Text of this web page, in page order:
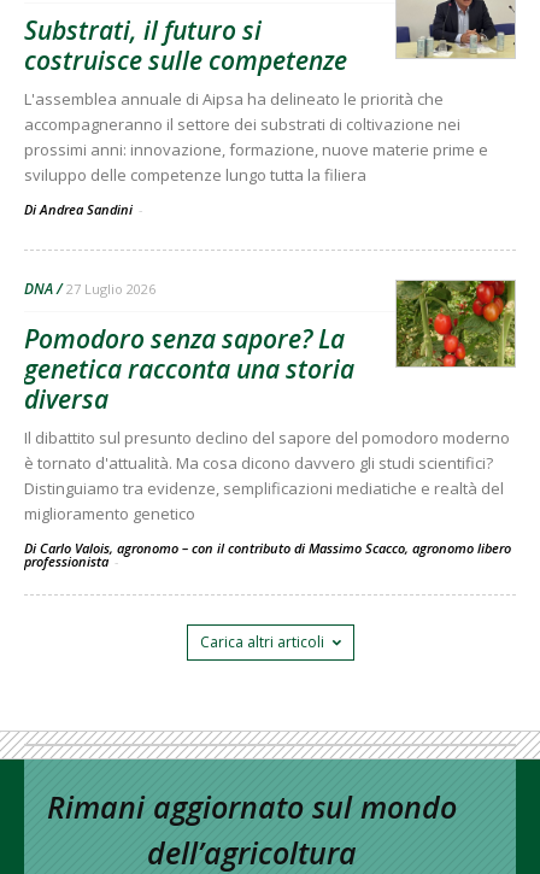
Substrati, il futuro si
costruisce sulle competenze
L'assemblea annuale di Aipsa ha delineato le priorità che
accompagneranno il settore dei substrati di coltivazione nei
prossimi anni: innovazione, formazione, nuove materie prime e
sviluppo delle competenze lungo tutta la filiera
Di Andrea Sandini -
DNA 27 Luglio 2026
Pomodoro senza sapore? La
genetica racconta una storia
diversa
Il dibattito sul presunto declino del sapore del pomodoro moderno
è tornato d'attualità. Ma cosa dicono davvero gli studi scientifici?
Distinguiamo tra evidenze, semplificazioni mediatiche e realtà del
miglioramento genetico
Di Carlo Valois, agronomo – con il contributo di Massimo Scacco, agronomo libero
professionista -
Carica altri articoli
Rimani aggiornato sul mondo
dell’agricoltura